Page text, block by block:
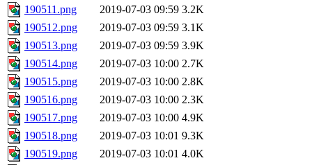
190511.png
2019-07-03 09:59 3.2K
190512.png
2019-07-03 09:59 3.1K
190513.png
2019-07-03 09:59 3.9K
190514.png
2019-07-03 10:00 2.7K
190515.png
2019-07-03 10:00 2.8K
190516.png
2019-07-03 10:00 2.3K
190517.png
2019-07-03 10:00 4.9K
190518.png
2019-07-03 10:01 9.3K
190519.png
2019-07-03 10:01 4.0K